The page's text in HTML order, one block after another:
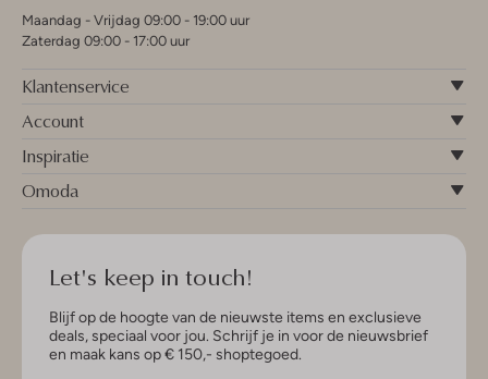
Maandag - Vrijdag 09:00 - 19:00 uur
Zaterdag 09:00 - 17:00 uur
Klantenservice
Account
Inspiratie
Omoda
Let's keep in touch!
Blijf op de hoogte van de nieuwste items en exclusieve
deals, speciaal voor jou. Schrijf je in voor de nieuwsbrief
en maak kans op € 150,- shoptegoed.